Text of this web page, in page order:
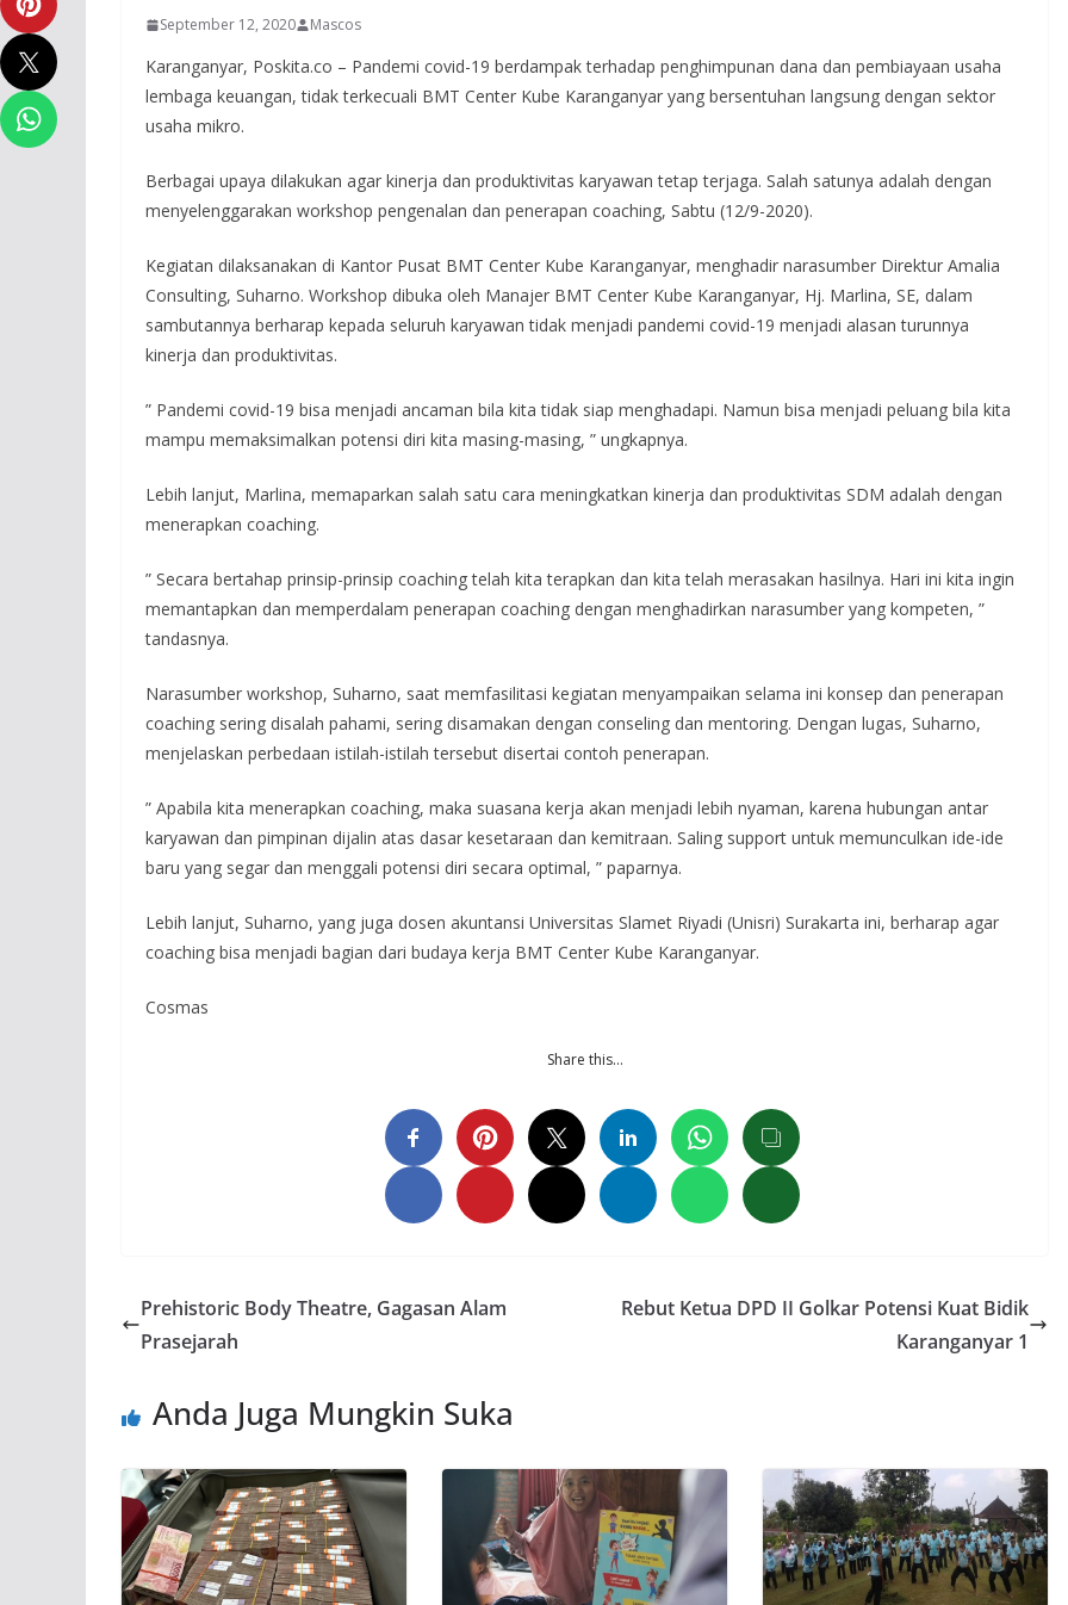
September 12, 2020 Mascos
Karanganyar, Poskita.co – Pandemi covid-19 berdampak terhadap penghimpunan dana dan pembiayaan usaha
lembaga keuangan, tidak terkecuali BMT Center Kube Karanganyar yang bersentuhan langsung dengan sektor
usaha mikro.
Berbagai upaya dilakukan agar kinerja dan produktivitas karyawan tetap terjaga. Salah satunya adalah dengan
menyelenggarakan workshop pengenalan dan penerapan coaching, Sabtu (12/9-2020).
Kegiatan dilaksanakan di Kantor Pusat BMT Center Kube Karanganyar, menghadir narasumber Direktur Amalia
Consulting, Suharno. Workshop dibuka oleh Manajer BMT Center Kube Karanganyar, Hj. Marlina, SE, dalam
sambutannya berharap kepada seluruh karyawan tidak menjadi pandemi covid-19 menjadi alasan turunnya
kinerja dan produktivitas.
” Pandemi covid-19 bisa menjadi ancaman bila kita tidak siap menghadapi. Namun bisa menjadi peluang bila kita
mampu memaksimalkan potensi diri kita masing-masing, ” ungkapnya.
Lebih lanjut, Marlina, memaparkan salah satu cara meningkatkan kinerja dan produktivitas SDM adalah dengan
menerapkan coaching.
” Secara bertahap prinsip-prinsip coaching telah kita terapkan dan kita telah merasakan hasilnya. Hari ini kita ingin
memantapkan dan memperdalam penerapan coaching dengan menghadirkan narasumber yang kompeten, ”
tandasnya.
Narasumber workshop, Suharno, saat memfasilitasi kegiatan menyampaikan selama ini konsep dan penerapan
coaching sering disalah pahami, sering disamakan dengan conseling dan mentoring. Dengan lugas, Suharno,
menjelaskan perbedaan istilah-istilah tersebut disertai contoh penerapan.
” Apabila kita menerapkan coaching, maka suasana kerja akan menjadi lebih nyaman, karena hubungan antar
karyawan dan pimpinan dijalin atas dasar kesetaraan dan kemitraan. Saling support untuk memunculkan ide-ide
baru yang segar dan menggali potensi diri secara optimal, ” paparnya.
Lebih lanjut, Suharno, yang juga dosen akuntansi Universitas Slamet Riyadi (Unisri) Surakarta ini, berharap agar
coaching bisa menjadi bagian dari budaya kerja BMT Center Kube Karanganyar.
Cosmas
Share this…
Prehistoric Body Theatre, Gagasan Alam
Prasejarah
Rebut Ketua DPD II Golkar Potensi Kuat Bidik
Karanganyar 1
Anda Juga Mungkin Suka